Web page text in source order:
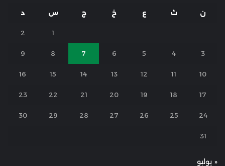
ن ث ع خ ج س د
1
2
3
4
5
6
7
8
9
10
11
12
13
14
15
16
17
18
19
20
21
22
23
24
25
26
27
28
29
30
31
« يوليو